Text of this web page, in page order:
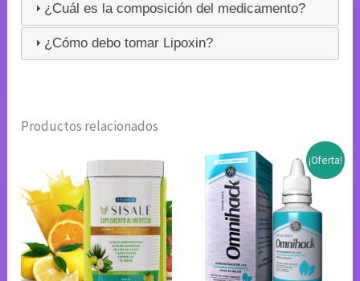
¿Cuál es la composición del medicamento?
¿Cómo debo tomar Lipoxin?
Productos relacionados
¡Oferta!